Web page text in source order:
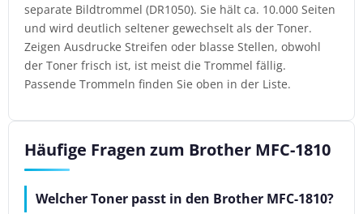
separate Bildtrommel (DR1050). Sie hält ca. 10.000 Seiten
und wird deutlich seltener gewechselt als der Toner.
Zeigen Ausdrucke Streifen oder blasse Stellen, obwohl
der Toner frisch ist, ist meist die Trommel fällig.
Passende Trommeln finden Sie oben in der Liste.
Häufige Fragen zum Brother MFC-1810
Welcher Toner passt in den Brother MFC-1810?